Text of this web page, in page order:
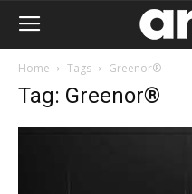
Home Tags Greenor®
Tag: Greenor®